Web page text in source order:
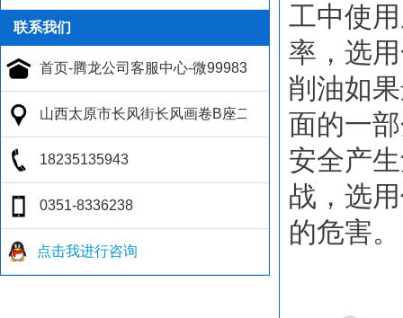
联系我们
点击我进行咨询
工中使
率，选
削油如
面的一
安全产
战，选
的危害。